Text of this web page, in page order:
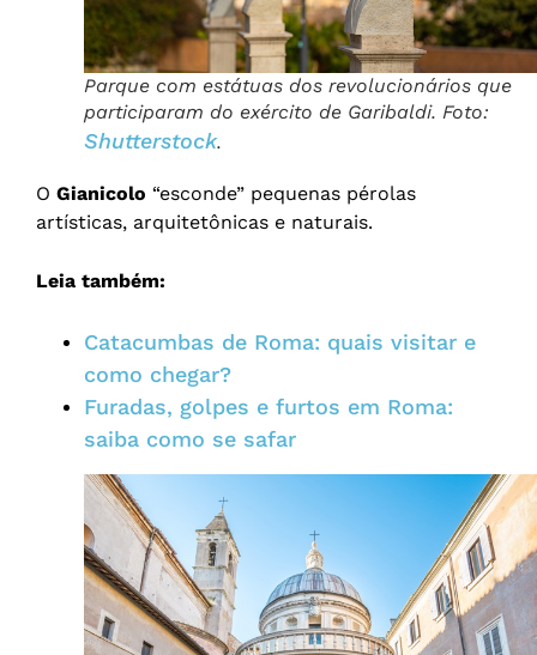
Parque com estátuas dos revolucionários que
participaram do exército de Garibaldi. Foto:
Shutterstock.
O Gianicolo “esconde” pequenas pérolas
artísticas, arquitetônicas e naturais.
Leia também:
Catacumbas de Roma: quais visitar e
como chegar?
Furadas, golpes e furtos em Roma:
saiba como se safar